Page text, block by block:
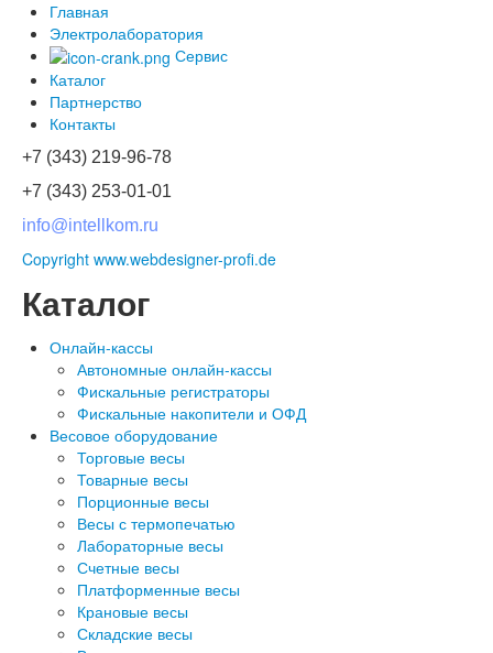
Главная
Электролаборатория
Сервис
Каталог
Партнерство
Контакты
+7 (343) 219-96-78
+7 (343) 253-01-01
info@intellkom.ru
Copyright www.webdesigner-profi.de
Каталог
Онлайн-кассы
Автономные онлайн-кассы
Фискальные регистраторы
Фискальные накопители и ОФД
Весовое оборудование
Торговые весы
Товарные весы
Порционные весы
Весы с термопечатью
Лабораторные весы
Счетные весы
Платформенные весы
Крановые весы
Складские весы